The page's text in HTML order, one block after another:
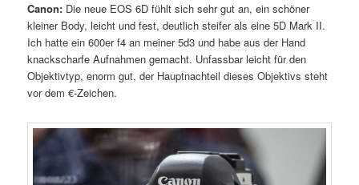
Canon: Die neue EOS 6D fühlt sich sehr gut an, ein schöner
kleiner Body, leicht und fest, deutlich steifer als eine 5D Mark II.
Ich hatte ein 600er f4 an meiner 5d3 und habe aus der Hand
knackscharfe Aufnahmen gemacht. Unfassbar leicht für den
Objektivtyp, enorm gut, der Hauptnachteil dieses Objektivs steht
vor dem €-Zeichen.